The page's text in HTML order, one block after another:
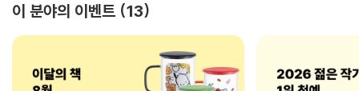
이 분야의 이벤트 13